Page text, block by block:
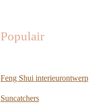
Populair
Feng Shui interieurontwerp
Suncatchers